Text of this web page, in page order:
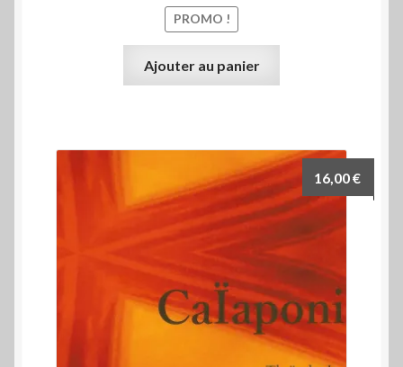
PROMO !
Ajouter au panier
16,00€